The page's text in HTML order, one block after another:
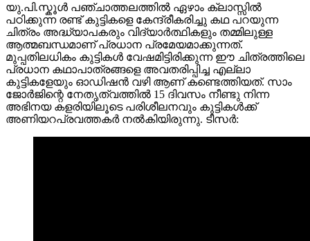
യു.പി.സ്കൂൾ പഞ്ചാത്തലത്തിൽ ഏഴാം ക്ലാസ്സിൽ
പഠിക്കുന്ന രണ്ട് കുട്ടികളെ കേന്ദ്രീകരിച്ചു കഥ പറയുന്ന
ചിത്രം അദ്ധ്യാപകരും വിദ്യാർത്ഥികളും തമ്മിലുള്ള
ആത്മബന്ധമാണ് പ്രധാന പ്രമേയമാക്കുന്നത്.
മുപ്പതിലധികം കുട്ടികൾ വേഷമിട്ടിരിക്കുന്ന ഈ ചിത്രത്തിലെ
പ്രധാന കഥാപാത്രങ്ങളെ അവതരിപ്പിച്ച എല്ലാ
കുട്ടികളേയും ഓഡിഷൻ വഴി ആണ് കണ്ടെത്തിയത്. സാം
ജോർജിന്റെ നേതൃത്വത്തിൽ 15 ദിവസം നീണ്ടു നിന്ന
അഭിനയ കളരിയിലൂടെ പരിശീലനവും കുട്ടികൾക്ക്
അണിയറപ്രവത്തകർ നൽകിയിരുന്നു. ടീസർ: